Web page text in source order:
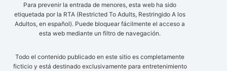
Para prevenir la entrada de menores, esta web ha sido
etiquetada por la RTA (Restricted To Adults, Restringido A los
Adultos, en español). Puede bloquear fácilmente el acceso a
esta web mediante un filtro de navegación.
Todo el contenido publicado en este sitio es completamente
ficticio y está destinado exclusivamente para entretenimiento